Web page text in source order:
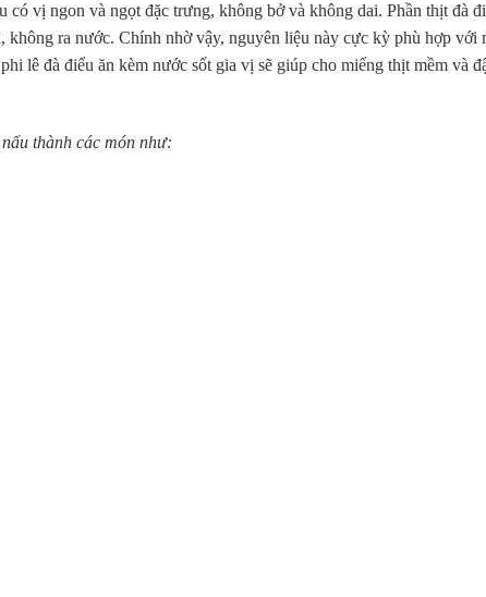
vị ngon và ngọt đặc trưng, không bở và không dai. Phần thịt đà
ra nước. Chính nhờ vậy, nguyên liệu này cực kỳ phù hợp với
lê đà điểu ăn kèm nước sốt gia vị sẽ giúp cho miếng thịt mềm và
thành các món như: